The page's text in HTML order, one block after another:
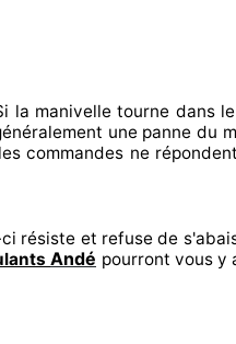
la manivelle tourne dans
une panne du
commandes ne répondent
résiste et refuse de
Andé pourront vous y